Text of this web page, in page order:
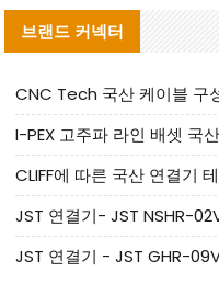
브랜드 커넥터
I-PEX 고주파 라인 배셋 국
CLIFF에 따른 국산 연결기